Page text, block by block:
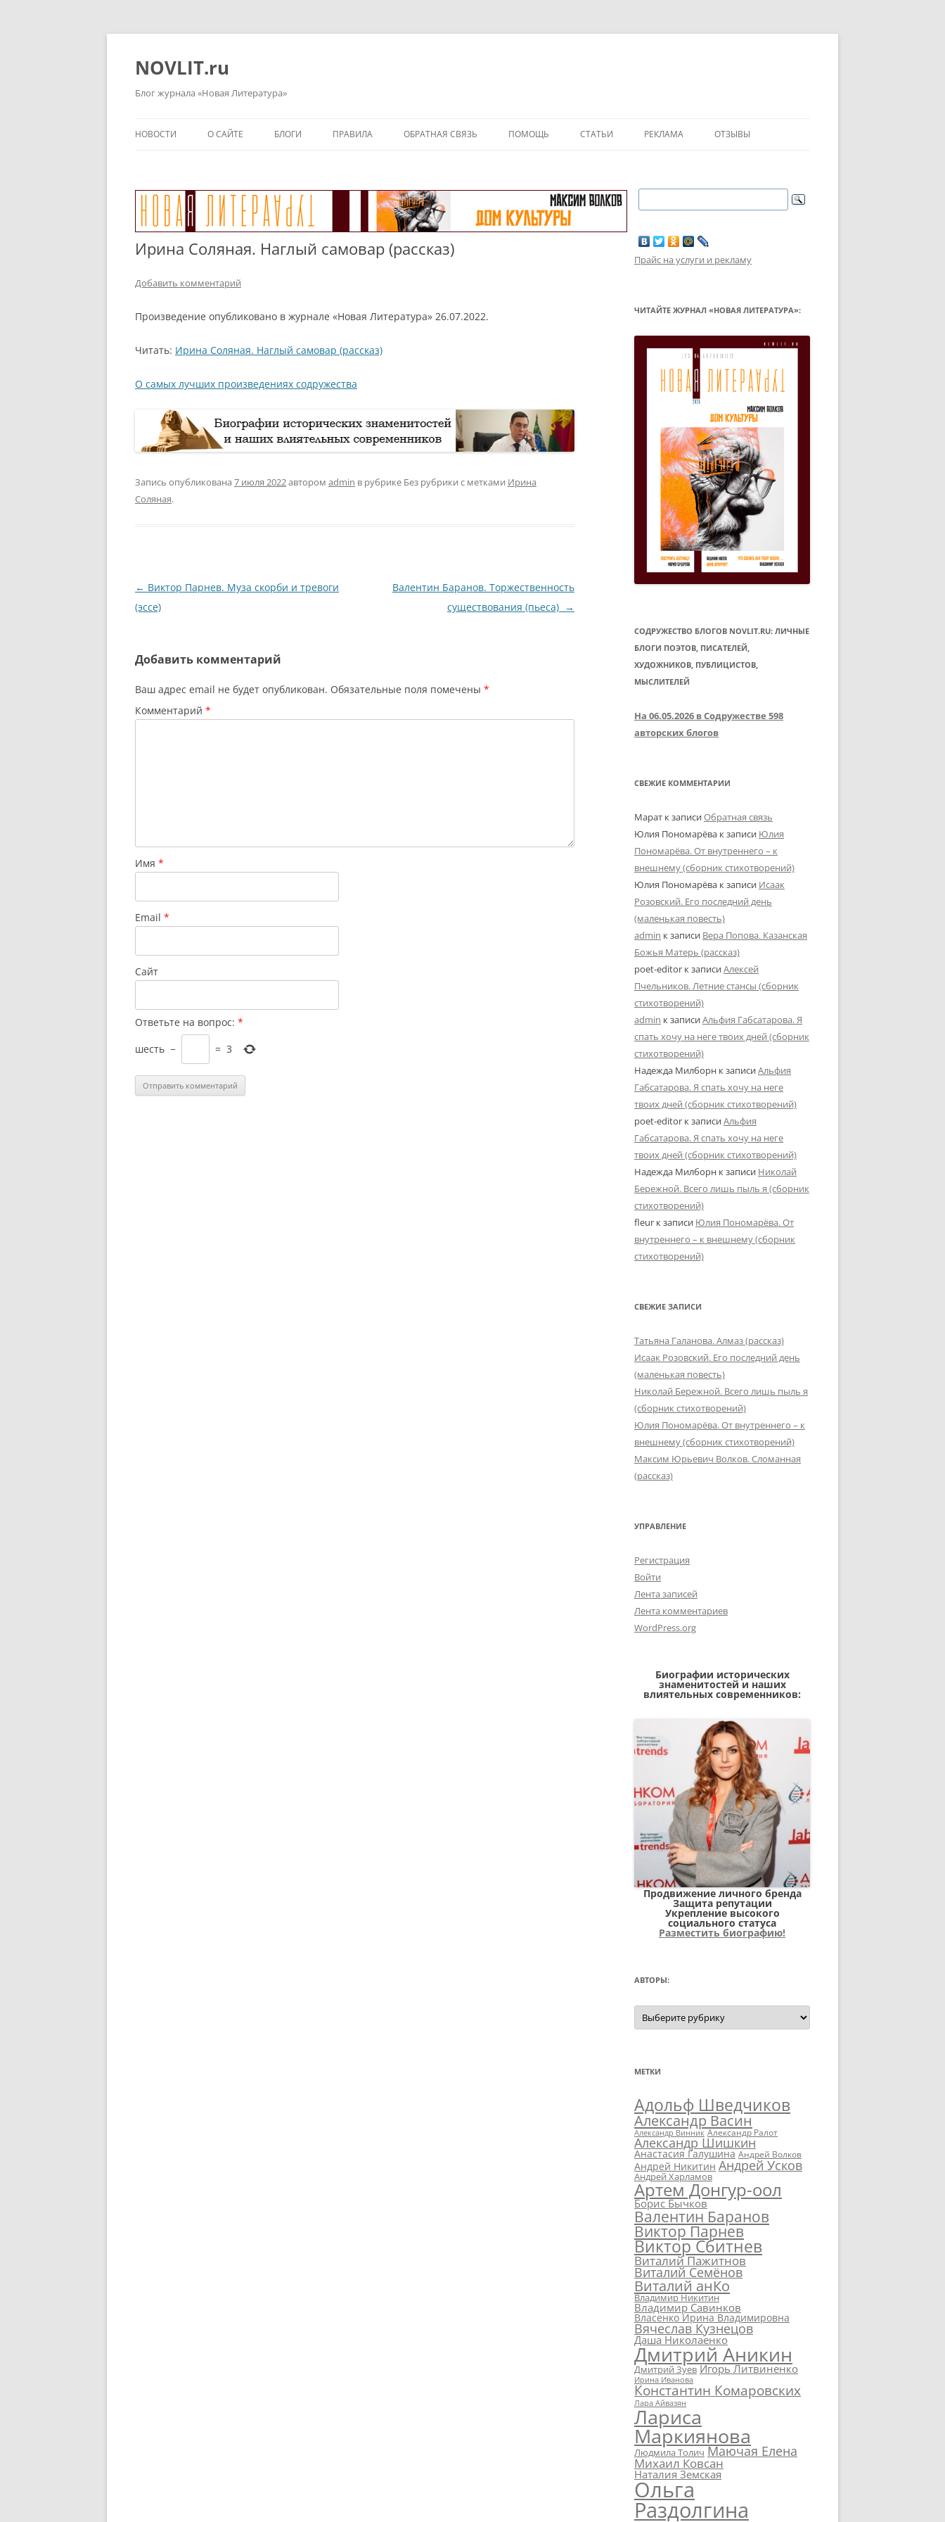
Перейти
NOVLIT.ru
Блог журнала «Новая Литература»
НОВОСТИ О САЙТЕ БЛОГИ ПРАВИЛА ОБРАТНАЯ СВЯЗЬ ПОМОЩЬ СТАТЬИ РЕКЛАМА ОТЗЫВЫ
Ирина Соляная. Наглый самовар (рассказ)
Добавить комментарий
Произведение опубликовано в журнале «Новая Литература» 26.07.2022.
Читать: Ирина Соляная. Наглый самовар (рассказ)
О самых лучших произведениях содружества
Запись опубликована 7 июля 2022автором admin в рубрике Без рубрики с метками Ирина
Соляная.
Навигация
по
← Виктор Парнев. Муза скорби и тревоги
(эссе)
Валентин Баранов. Торжественность
существования (пьеса) →
Добавить комментарий
Ваш адрес email не будет опубликован. Обязательные поля помечены *
Комментарий *
Имя *
Email *
Сайт
Ответьте на вопрос: *
шесть − = 3
Прайс на услуги и рекламу
ЧИТАЙТЕ ЖУРНАЛ «НОВАЯ ЛИТЕРАТУРА»:
СОДРУЖЕСТВО БЛОГОВ NOVLIT.RU: ЛИЧНЫЕ
БЛОГИ ПОЭТОВ, ПИСАТЕЛЕЙ,
ХУДОЖНИКОВ, ПУБЛИЦИСТОВ,
МЫСЛИТЕЛЕЙ
На 06.05.2026 в Содружестве 598
авторских блогов
СВЕЖИЕ КОММЕНТАРИИ
Марат к записиОбратная связь
Юлия Пономарёва к записи Юлия
Пономарёва. От внутреннего – к
внешнему (сборник стихотворений)
Юлия Пономарёва к записи Исаак
Розовский. Его последний день
(маленькая повесть)
admin к записи Вера Попова. Казанская
Божья Матерь (рассказ)
poet-editor к записиАлексей
Пчельников. Летние стансы (сборник
стихотворений)
admin к записиАльфия Габсатарова. Я
спать хочу на неге твоих дней (сборник
стихотворений)
Надежда Милборн к записиАльфия
Габсатарова. Я спать хочу на неге
твоих дней (сборник стихотворений)
poet-editor к записиАльфия
Габсатарова. Я спать хочу на неге
твоих дней (сборник стихотворений)
Надежда Милборн к записи Николай
Бережной. Всего лишь пыль я (сборник
стихотворений)
fleur к записи Юлия Пономарёва. От
внутреннего – к внешнему (сборник
стихотворений)
СВЕЖИЕ ЗАПИСИ
Татьяна Галанова. Алмаз (рассказ)
Исаак Розовский. Его последний день
(маленькая повесть)
Николай Бережной. Всего лишь пыль я
(сборник стихотворений)
Юлия Пономарёва. От внутреннего – к
внешнему (сборник стихотворений)
Максим Юрьевич Волков. Сломанная
(рассказ)
УПРАВЛЕНИЕ
Регистрация
Войти
Лента записей
Лента комментариев
WordPress.org
Биографии исторических
знаменитостей и наших
влиятельных современников:
Продвижение личного бренда
Защита репутации
Укрепление высокого
социального статуса
Разместить биографию!
АВТОРЫ:
Авторы:
МЕТКИ
Адольф Шведчиков
Александр Васин
Александр Винник Александр Ралот
Александр Шишкин
Анастасия Галушина Андрей Волков
Андрей Никитин Андрей Усков
Андрей Харламов
Артем Донгур-оол
Борис Бычков
Валентин Баранов
Виктор Парнев
Виктор Сбитнев
Виталий Пажитнов
Виталий Семёнов
Виталий анКо
Владимир Никитин
Владимир Савинков
Власенко Ирина Владимировна
Вячеслав Кузнецов
Даша Николаенко
Дмитрий Аникин
Дмитрий Зуев Игорь Литвиненко
Ирина Иванова
Константин Комаровских
Лара Айвазян
Лариса
Маркиянова
Людмила Толич Маючая Елена
Михаил Ковсан
Наталия Земская
Ольга
Раздолгина